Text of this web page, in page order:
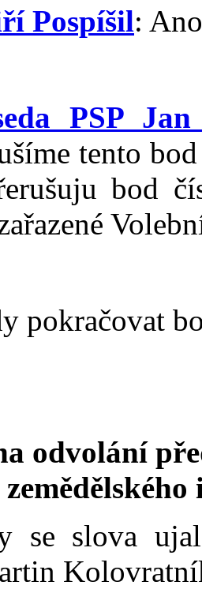
Pospíšil:
PSP Jan
tento
bod
pokračovat
odvolání
se slova